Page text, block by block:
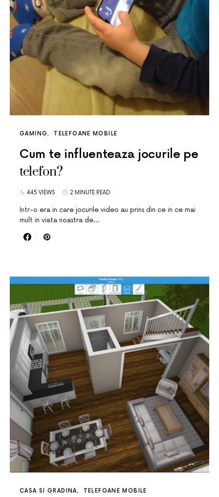
GAMING TELEFOANE MOBILE
Cum te influenteaza jocurile pe
telefon?
445 VIEWS 2 MINUTE READ
Intr-o era in care jocurile video au prins din ce in ce mai
mult in viata noastra de…
CASA SI GRADINA TELEFOANE MOBILE